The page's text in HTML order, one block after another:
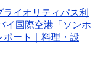
ライオリティパス利
イ国際空港「ソンホ
ポート｜料理・設